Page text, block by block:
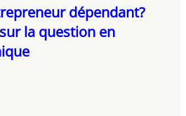
dépendant?
la question en